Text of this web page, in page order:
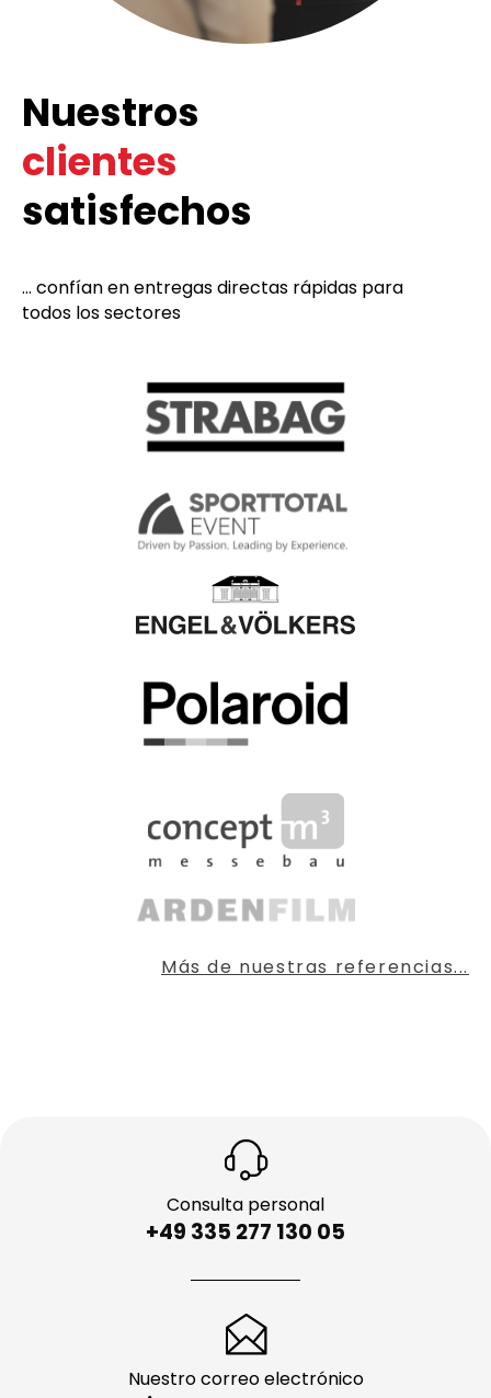
Nuestros
clientes
satisfechos
... confían en entregas directas rápidas para
todos los sectores
Más de nuestras referencias...
Consulta personal
+49 335 277 130 05
Nuestro correo electrónico